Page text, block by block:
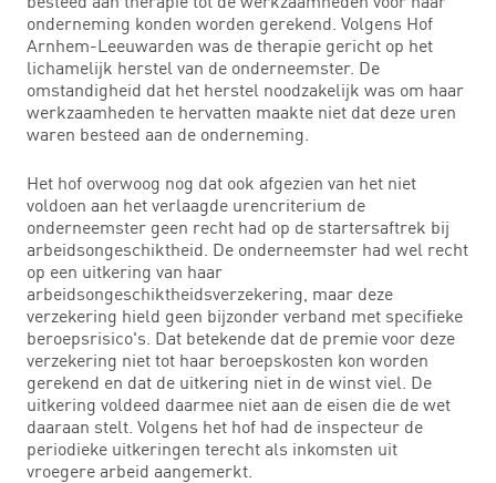
onderneming konden worden gerekend. Volgens Hof
Arnhem-Leeuwarden was de therapie gericht op het
lichamelijk herstel van de onderneemster. De
omstandigheid dat het herstel noodzakelijk was om haar
werkzaamheden te hervatten maakte niet dat deze uren
waren besteed aan de onderneming.
Het hof overwoog nog dat ook afgezien van het niet
voldoen aan het verlaagde urencriterium de
onderneemster geen recht had op de startersaftrek bij
arbeidsongeschiktheid. De onderneemster had wel recht
op een uitkering van haar
arbeidsongeschiktheidsverzekering, maar deze
verzekering hield geen bijzonder verband met specifieke
beroepsrisico's. Dat betekende dat de premie voor deze
verzekering niet tot haar beroepskosten kon worden
gerekend en dat de uitkering niet in de winst viel. De
uitkering voldeed daarmee niet aan de eisen die de wet
daaraan stelt. Volgens het hof had de inspecteur de
periodieke uitkeringen terecht als inkomsten uit
vroegere arbeid aangemerkt.